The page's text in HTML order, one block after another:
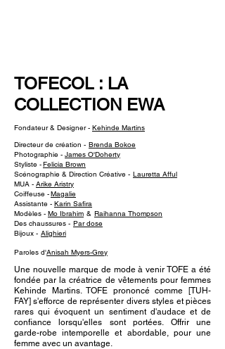
TOFECOL : LA
COLLECTION EWA
Fondateur & Designer - Kehinde Martins
Directeur de création - Brenda Bokoe
Photographie - James O'Doherty
Styliste -Felicia Brown
Scénographie & Direction Créative - Lauretta Afful
MUA - Arike Aristry
Coiffeuse -Magalie
Assistante - Karin Safira
Modèles - Mo Ibrahim & Raihanna Thompson
Des chaussures - Par dose
Bijoux - Alighieri
Paroles d'Anisah Myers-Grey
Une nouvelle marque de mode à venir TOFE a été
fondée par la créatrice de vêtements pour femmes
Kehinde Martins. TOFE prononcé comme [TUH-
FAY] s'efforce de représenter divers styles et pièces
rares qui évoquent un sentiment d'audace et de
confiance lorsqu'elles sont portées. Offrir une
garde-robe intemporelle et abordable, pour une
femme avec un avantage.